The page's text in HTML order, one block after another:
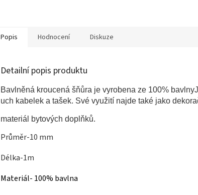
Popis Hodnocení Diskuze
Detailní popis produktu
Bavlněná kroucená šňůra je vyrobena ze 100% bavlny
uch kabelek a tašek. Své využití najde také jako
materiál bytových doplňků.
Průměr-10 mm
Délka-1m
Materiál- 100% bavlna